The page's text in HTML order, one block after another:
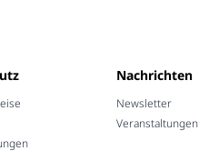
Nachrichten
Newsletter
Veranstaltungen